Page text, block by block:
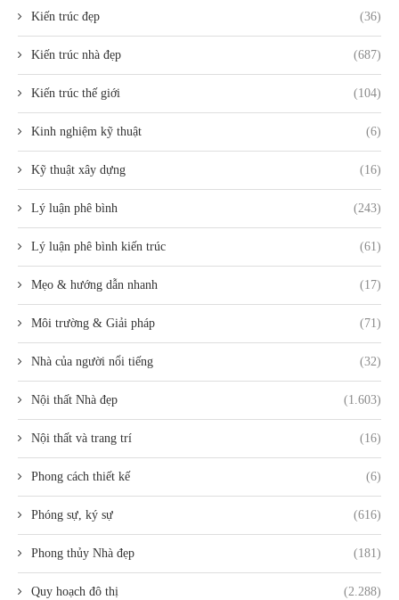
Kiến trúc đẹp (36)
Kiến trúc nhà đẹp (687)
Kiến trúc thế giới (104)
Kinh nghiệm kỹ thuật (6)
Kỹ thuật xây dựng (16)
Lý luận phê bình (243)
Lý luận phê bình kiến trúc (61)
Mẹo & hướng dẫn nhanh (17)
Môi trường & Giải pháp (71)
Nhà của người nổi tiếng (32)
Nội thất Nhà đẹp (1.603)
Nội thất và trang trí (16)
Phong cách thiết kế (6)
Phóng sự, ký sự (616)
Phong thủy Nhà đẹp (181)
Quy hoạch đô thị (2.288)